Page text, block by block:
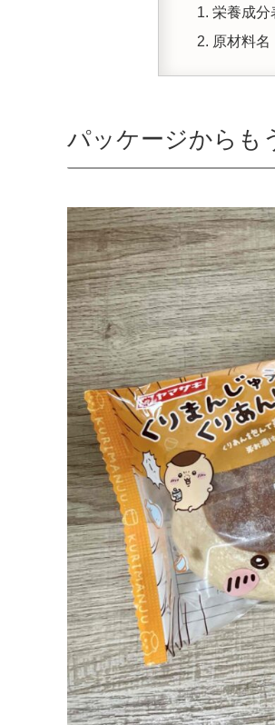
栄養成分
原材料名
パッケージからも